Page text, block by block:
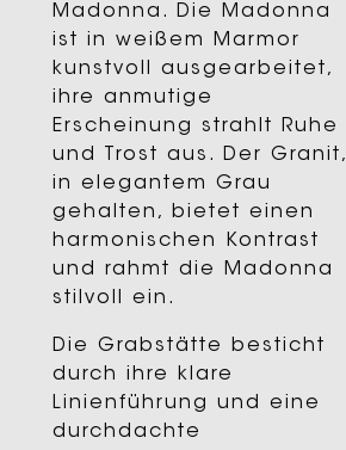
Madonna. Die Madonna
ist in weißem Marmor
kunstvoll ausgearbeitet,
ihre anmutige
Erscheinung strahlt Ruhe
und Trost aus. Der Granit,
in elegantem Grau
gehalten, bietet einen
harmonischen Kontrast
und rahmt die Madonna
stilvoll ein.
Die Grabstätte besticht
durch ihre klare
Linienführung und eine
durchdachte